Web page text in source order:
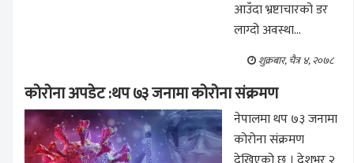
आउँदा भ्रष्टाचारको डर
लाग्दो अवस्था...
शुक्रबार, चैत्र ४, २०७८
कोरोना अपडेट :थप ७३ जनामा कोरोना संक्रमण
नेपालमा थप ७३ जनामा
कोरोना संक्रमण